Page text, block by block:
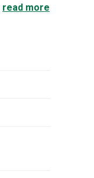
read more